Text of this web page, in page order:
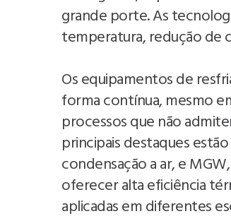
grande porte. As
temperatura, redução de
Os equipamentos de
forma contínua, mesmo
processos que não
principais destaques
condensação a ar, e
oferecer alta eficiência
aplicadas em diferentes